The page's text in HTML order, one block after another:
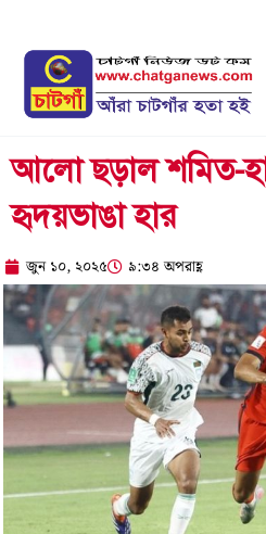
content
আলো ছড়াল শমিত-
হৃদয়ভাঙা হার
জুন ১০, ২০২৫ ৯:৩৪ অপরাহ্ণ